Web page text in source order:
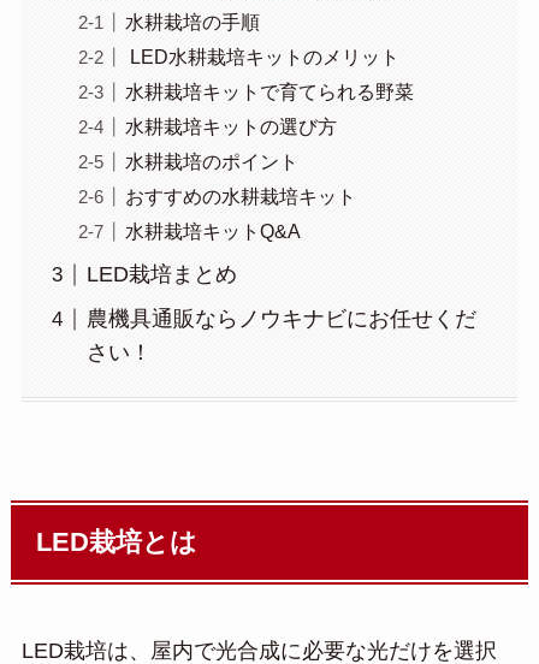
水耕栽培の手順
LED水耕栽培キットのメリット
水耕栽培キットで育てられる野菜
水耕栽培キットの選び方
水耕栽培のポイント
おすすめの水耕栽培キット
水耕栽培キットQ&A
LED栽培まとめ
農機具通販ならノウキナビにお任せくだ
さい！
LED栽培とは
LED栽培は、屋内で光合成に必要な光だけを選択